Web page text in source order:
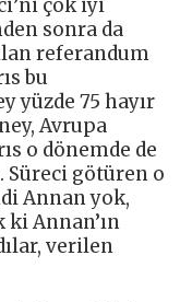
çok iyi
sonra da
referandum
bu
yüzde 75 hayır
Avrupa
o dönemde de
Süreci götüren o
Annan yok,
ki Annan’ın
verilen